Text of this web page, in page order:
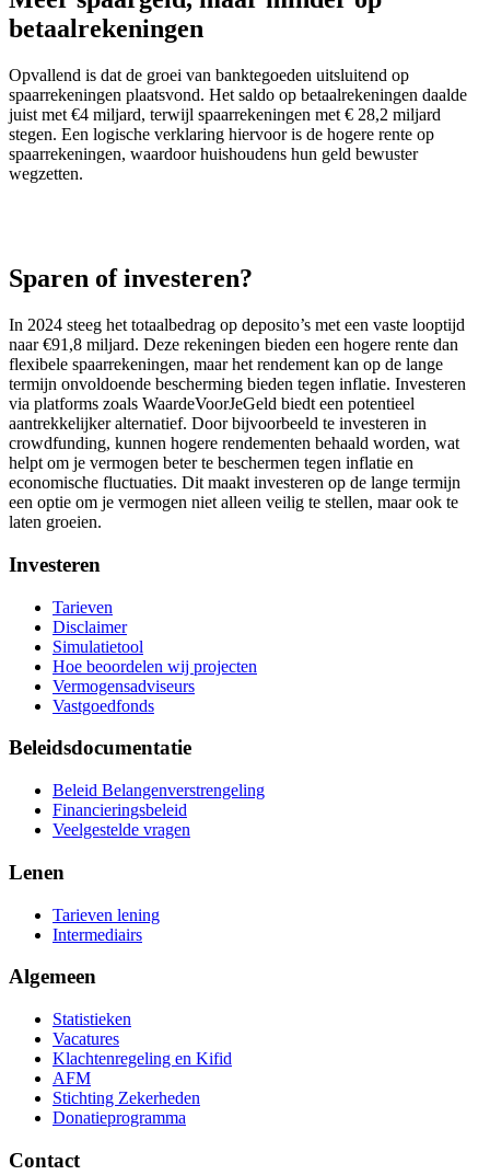
betaalrekeningen
Opvallend is dat de groei van banktegoeden uitsluitend op
spaarrekeningen plaatsvond. Het saldo op betaalrekeningen daalde
juist met €4 miljard, terwijl spaarrekeningen met € 28,2 miljard
stegen. Een logische verklaring hiervoor is de hogere rente op
spaarrekeningen, waardoor huishoudens hun geld bewuster
wegzetten.
Sparen of investeren?
In 2024 steeg het totaalbedrag op deposito’s met een vaste looptijd
naar €91,8 miljard. Deze rekeningen bieden een hogere rente dan
flexibele spaarrekeningen, maar het rendement kan op de lange
termijn onvoldoende bescherming bieden tegen inflatie. Investeren
via platforms zoals WaardeVoorJeGeld biedt een potentieel
aantrekkelijker alternatief. Door bijvoorbeeld te investeren in
crowdfunding, kunnen hogere rendementen behaald worden, wat
helpt om je vermogen beter te beschermen tegen inflatie en
economische fluctuaties. Dit maakt investeren op de lange termijn
een optie om je vermogen niet alleen veilig te stellen, maar ook te
laten groeien.
Investeren
Tarieven
Disclaimer
Simulatietool
Hoe beoordelen wij projecten
Vermogensadviseurs
Vastgoedfonds
Beleidsdocumentatie
Beleid Belangenverstrengeling
Financieringsbeleid
Veelgestelde vragen
Lenen
Tarieven lening
Intermediairs
Algemeen
Statistieken
Vacatures
Klachtenregeling en Kifid
AFM
Stichting Zekerheden
Donatieprogramma
Contact